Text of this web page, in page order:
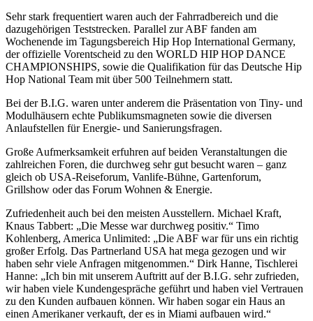
Sehr stark frequentiert waren auch der Fahrradbereich und die
dazugehörigen Teststrecken. Parallel zur ABF fanden am
Wochenende im Tagungsbereich Hip Hop International Germany,
der offizielle Vorentscheid zu den WORLD HIP HOP DANCE
CHAMPIONSHIPS, sowie die Qualifikation für das Deutsche Hip
Hop National Team mit über 500 Teilnehmern statt.
Bei der B.I.G. waren unter anderem die Präsentation von Tiny- und
Modulhäusern echte Publikumsmagneten sowie die diversen
Anlaufstellen für Energie- und Sanierungsfragen.
Große Aufmerksamkeit erfuhren auf beiden Veranstaltungen die
zahlreichen Foren, die durchweg sehr gut besucht waren – ganz
gleich ob USA-Reiseforum, Vanlife-Bühne, Gartenforum,
Grillshow oder das Forum Wohnen & Energie.
Zufriedenheit auch bei den meisten Ausstellern. Michael Kraft,
Knaus Tabbert: „Die Messe war durchweg positiv.“ Timo
Kohlenberg, America Unlimited: „Die ABF war für uns ein richtig
großer Erfolg. Das Partnerland USA hat mega gezogen und wir
haben sehr viele Anfragen mitgenommen.“ Dirk Hanne, Tischlerei
Hanne: „Ich bin mit unserem Auftritt auf der B.I.G. sehr zufrieden,
wir haben viele Kundengespräche geführt und haben viel Vertrauen
zu den Kunden aufbauen können. Wir haben sogar ein Haus an
einen Amerikaner verkauft, der es in Miami aufbauen wird.“